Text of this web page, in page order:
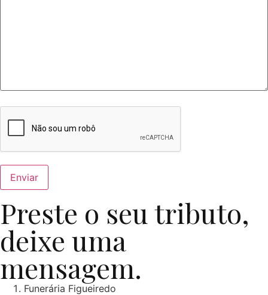
Preste o seu tributo,
deixe uma
mensagem.
Funerária Figueiredo